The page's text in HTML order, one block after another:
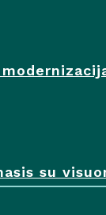
su